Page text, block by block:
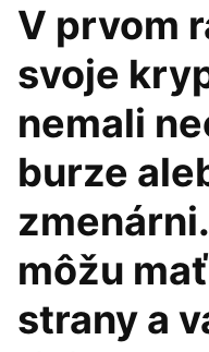
V prvom
svoje
nemali
burze
môžu
strany a